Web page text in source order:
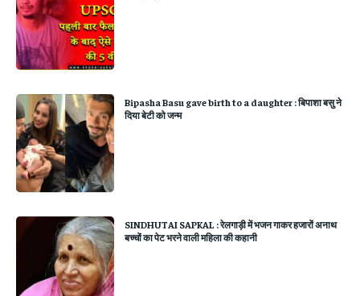
Bipasha Basu gave birth to a daughter : बिपाशा बसु ने
दिया बेटी को जन्म
SINDHUTAI SAPKAL : रेलगाड़ी में भजन गाकर हजारों अनाथ
बच्चों का पेट भरने वाली महिला की कहानी